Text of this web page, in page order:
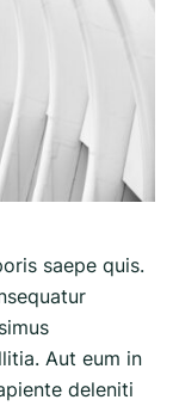
saepe quis.
Aut eum in
deleniti